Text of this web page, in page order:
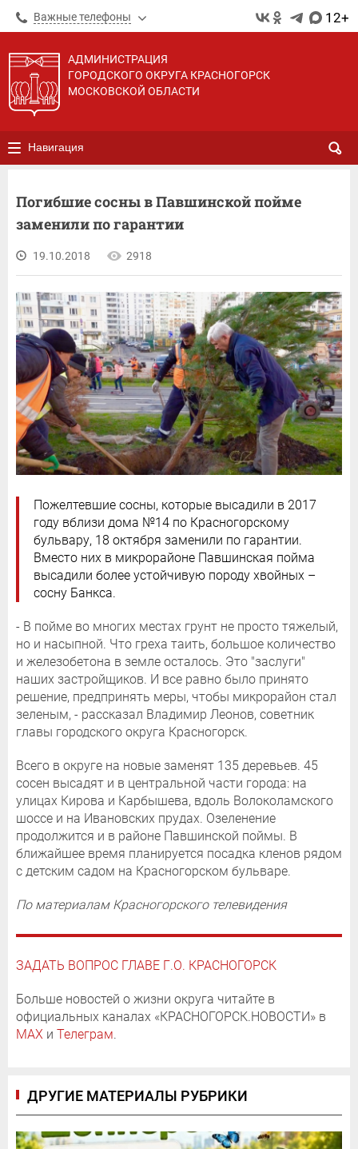
Важные телефоны 12+
АДМИНИСТРАЦИЯ
ГОРОДСКОГО ОКРУГА КРАСНОГОРСК
МОСКОВСКОЙ ОБЛАСТИ
Навигация
Погибшие сосны в Павшинской пойме
заменили по гарантии
19.10.2018 2918
Пожелтевшие сосны, которые высадили в 2017
году вблизи дома №14 по Красногорскому
бульвару, 18 октября заменили по гарантии.
Вместо них в микрорайоне Павшинская пойма
высадили более устойчивую породу хвойных –
сосну Банкса.
- В пойме во многих местах грунт не просто тяжелый,
но и насыпной. Что греха таить, большое количество
и железобетона в земле осталось. Это "заслуги"
наших застройщиков. И все равно было принято
решение, предпринять меры, чтобы микрорайон стал
зеленым, - рассказал Владимир Леонов, советник
главы городского округа Красногорск.
Всего в округе на новые заменят 135 деревьев. 45
сосен высадят и в центральной части города: на
улицах Кирова и Карбышева, вдоль Волоколамского
шоссе и на Ивановских прудах. Озеленение
продолжится и в районе Павшинской поймы. В
ближайшее время планируется посадка кленов рядом
с детским садом на Красногорском бульваре.
По материалам Красногорского телевидения
ЗАДАТЬ ВОПРОС ГЛАВЕ Г.О. КРАСНОГОРСК
Больше новостей о жизни округа читайте в
официальных каналах «КРАСНОГОРСК.НОВОСТИ» в
MAX и Телеграм.
ДРУГИЕ МАТЕРИАЛЫ РУБРИКИ